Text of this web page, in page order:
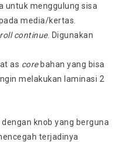
untuk menggulung sisa
media/kertas.
roll continue. Digunakan
as corebahan yang bisa
melakukan laminasi 2
knob yang berguna
terjadinya